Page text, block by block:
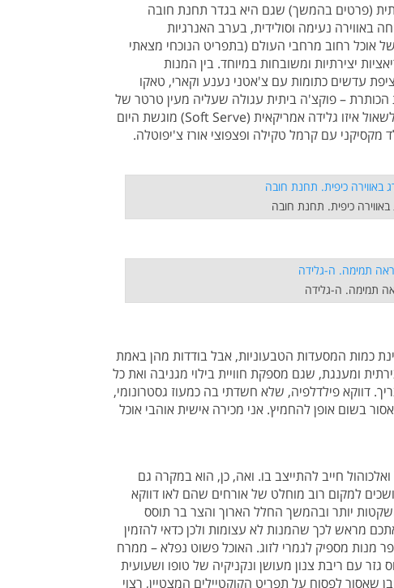
(פרטים בהמשך) שגם היא בגדר תחנת חובה
באווירה נעימה וסולידית, בערב האנרגיות
רחוב מרחבי העולם (בתפריט הנוכחי מצאתי
יצירתיות ומשובחות במיוחד. בין המנות
עדשים כתומות עם צ'אטני נענע וקארי, טאקו
הכותרת – פוקצ'ה ביתית עגולה שעליה מעין טרטר של
סלק מעושן וקרם שמיר. חשוב ביותר לא לשכוח לשאול איזו גלידה אמריקאית (Soft Serve) מוגשת היום
מקסיקני עם קרמל טקילה ופצפוצי אורז צ'יפוטלה.
כיפית. תחנת חובה
תמימה. ה-גלידה
כמות המסעדות הטבעוניות, אבל בודדות מהן באמת
ומענגת, שגם מספקת חוויית בילוי מגניבה ואת כל
דווקא פילדלפיה, שלא חשדתי בה כמעוז גסטרונומי,
בשום אופן להחמיץ. אני מכירה אישית אוהבי אוכל
חייב להתייצב בו. ואה, כן, הוא במקרה גם
למקום רוב מוחלט של אורחים שהם לאו דווקא
יותר ובהמשך החלל הארוך והצר בר תוסס
אתכם מראש לכך שהמנות לא עצומות ולכן כדאי להזמין
מנות מספיק לגמרי לזוג. האוכל פשוט נפלא – ממרח
עם ריבת צנון מעושן ונקניקיה של טופו ושעועית
שאסור לפסוח על תפריט הקוקטיילים המצטיין, רצוי